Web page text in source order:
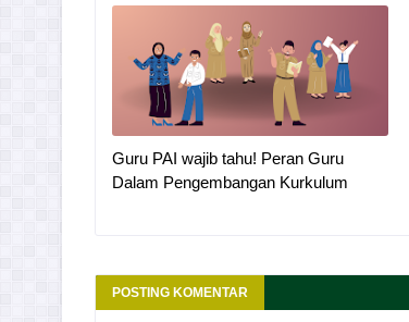
Guru PAI wajib tahu! Peran Guru
Dalam Pengembangan Kurkulum
POSTING KOMENTAR